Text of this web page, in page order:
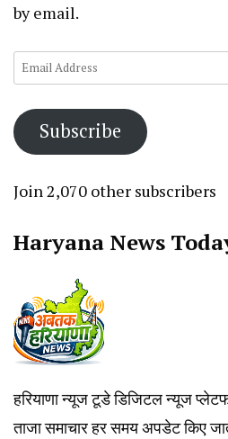
by email.
Email
Subscribe
Join 2,070 other subscribers
Haryana News
हरियाणा न्यूज टूडे डिजिटल न्यूज
ताजा समाचार हर समय अपडेट किए